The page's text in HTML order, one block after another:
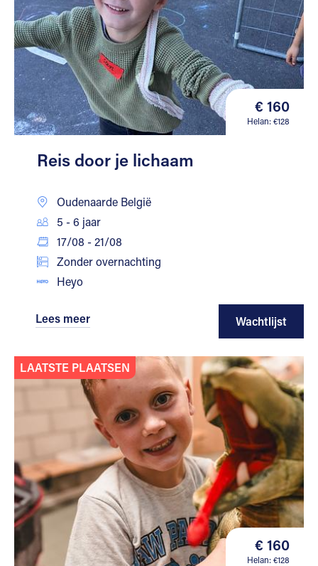
€ 160
Helan: €128
Reis door je lichaam
Oudenaarde België
5 - 6 jaar
17/08 - 21/08
Zonder overnachting
Heyo
Lees meer Wachtlijst
LAATSTE PLAATSEN
€ 160
Helan: €128